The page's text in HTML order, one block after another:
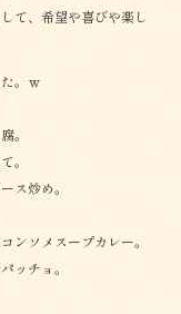
て、希望や喜びや楽し
。ｗ
。
。
ス炒め。
ンソメスープカレー。
ッチョ。